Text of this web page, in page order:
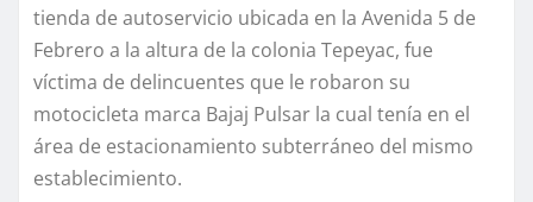
tienda de autoservicio ubicada en la Avenida 5 de
Febrero a la altura de la colonia Tepeyac, fue
víctima de delincuentes que le robaron su
motocicleta marca Bajaj Pulsar la cual tenía en el
área de estacionamiento subterráneo del mismo
establecimiento.